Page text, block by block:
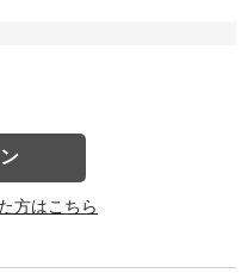
方はこちら